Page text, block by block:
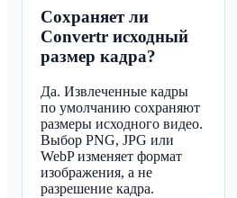
Сохраняет ли
Convertr исходный
размер кадра?
Да. Извлеченные кадры
по умолчанию сохраняют
размеры исходного видео.
Выбор PNG, JPG или
WebP изменяет формат
изображения, а не
разрешение кадра.